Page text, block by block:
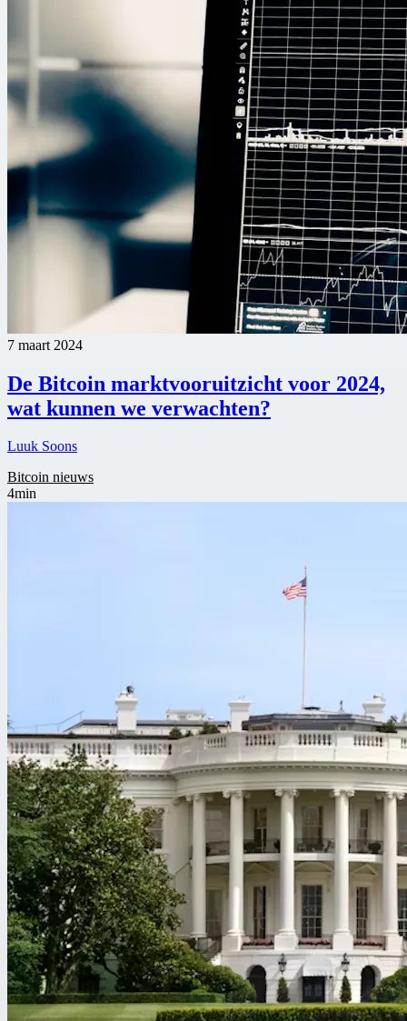
7 maart 2024
De Bitcoin marktvooruitzicht voor 2024,
wat kunnen we verwachten?
Luuk Soons
Bitcoin nieuws
4min